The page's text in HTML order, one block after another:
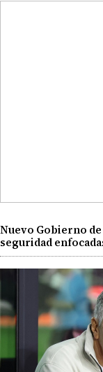
Nuevo Gobierno
seguridad